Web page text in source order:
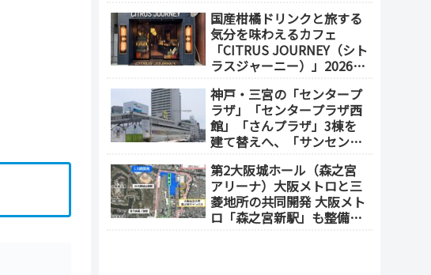
国産柑橘ドリンクと旅する
気分を味わえるカフェ
「CITRUS JOURNEY（シト
ラスジャーニー）」2026年
メトロ「本町駅」徒歩1
分）
神戸・三宮の「センタープ
ラザ」「センタープラザ西
館」「さんプラザ」3棟を
建て替えへ、「サンセンタ
会」が2026年7月発足
第2大阪城ホール（森之宮
アリーナ）大阪メトロと三
菱地所の共同開発 大阪メト
ロ「森之宮新駅」も整備へ